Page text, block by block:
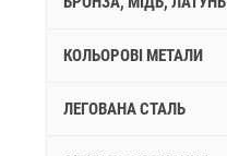
КОЛЬОРОВІ МЕТАЛИ
ЛЕГОВАНА СТАЛЬ